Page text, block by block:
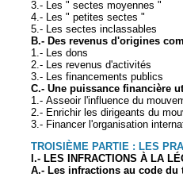
3.- Les " sectes moyennes "
4.- Les " petites sectes "
5.- Les sectes inclassables
B.- Des revenus d'origines
1.- Les dons
2.- Les revenus d'activités
3.- Les financements publics
C.- Une puissance financière
1.- Asseoir l'influence du
2.- Enrichir les dirigeants du
3.- Financer l'organisation
TROISIÈME PARTIE : LES
I.- LES INFRACTIONS À LA
A.- Les infractions au code du